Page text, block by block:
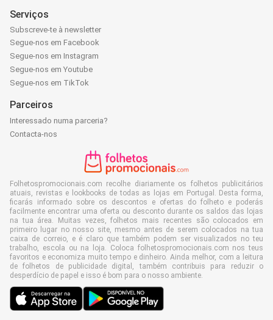
Serviços
Subscreve-te à newsletter
Segue-nos em Facebook
Segue-nos em Instagram
Segue-nos em Youtube
Segue-nos em TikTok
Parceiros
Interessado numa parceria?
Contacta-nos
Folhetospromocionais.com recolhe diariamente os folhetos publicitários
atuais, revistas e lookbooks de todas as lojas em Portugal. Desta forma,
ficarás informado sobre os descontos e ofertas do folheto e poderás
facilmente encontrar uma oferta ou desconto durante os saldos das lojas
na tua área. Muitas vezes, folhetos mais recentes são colocados em
primeiro lugar no nosso site, mesmo antes de serem colocados na tua
caixa de correio, e é claro que também podem ser visualizados no teu
trabalho, escola ou na loja. Coloca folhetospromocionais.com nos teus
favoritos e economiza muito tempo e dinheiro. Ainda melhor, com a leitura
de folhetos de publicidade digital, também contribuis para reduzir o
desperdício de papel e isso é bom para o nosso ambiente.